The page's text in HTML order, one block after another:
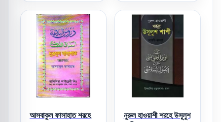
আসবাকুল ফাসাহাত শরহে
নুরুল হাওয়াশী শরহে উসূ্লুশ